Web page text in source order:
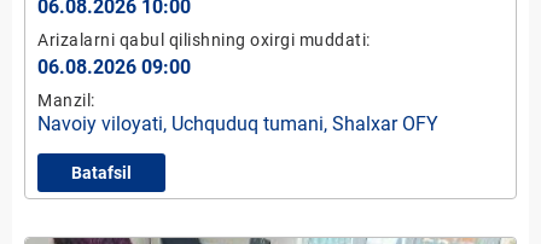
06.08.2026 10:00
Arizalarni qabul qilishning oxirgi muddati:
06.08.2026 09:00
Manzil:
Navoiy viloyati, Uchquduq tumani, Shalxar OFY
Batafsil